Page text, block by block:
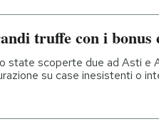
truffe con i bonus
state scoperte due ad Asti e
su case inesistenti o